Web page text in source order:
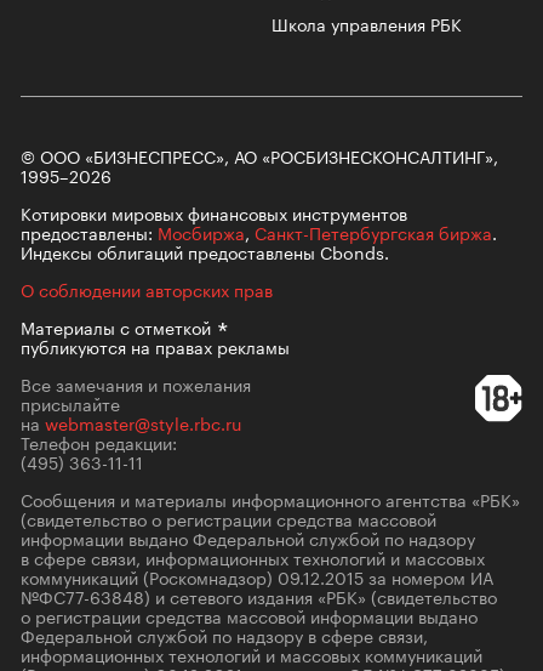
Школа управления РБК
© ООО «БИЗНЕСПРЕСС», АО «РОСБИЗНЕСКОНСАЛТИНГ»,
1995–2026
Котировки мировых финансовых инструментов
предоставлены: Мосбиржа, Санкт-Петербургская биржа.
Индексы облигаций предоставлены Cbonds.
О соблюдении авторских прав
Материалы сотметкой
публикуются на правах рекламы
Все замечания и пожелания
присылайте
на webmaster@style.rbc.ru
Телефон редакции:
(495) 363-11-11
Сообщения и материалы информационного агентства «РБК»
(свидетельство о регистрации средства массовой
информации выдано Федеральной службой по надзору
в сфере связи, информационных технологий и массовых
коммуникаций (Роскомнадзор) 09.12.2015 за номером ИА
№ФС77-63848) и сетевого издания «РБК» (свидетельство
о регистрации средства массовой информации выдано
Федеральной службой по надзору в сфере связи,
информационных технологий и массовых коммуникаций